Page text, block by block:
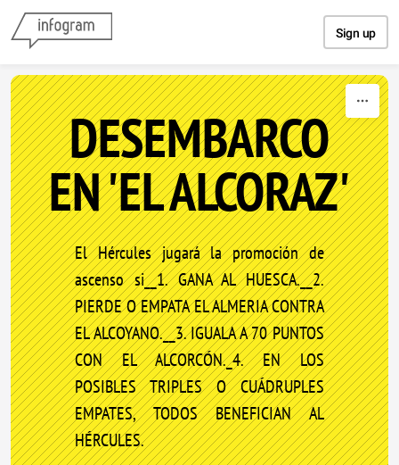
Sign up
DESEMBARCO
EN 'EL ALCORAZ'
El Hércules jugará la promoción de
ascenso si__1. GANA AL HUESCA.__2.
PIERDE O EMPATA EL ALMERIA CONTRA
EL ALCOYANO.__3. IGUALA A 70 PUNTOS
CON EL ALCORCÓN._4. EN LOS
POSIBLES TRIPLES O CUÁDRUPLES
EMPATES, TODOS BENEFICIAN AL
HÉRCULES.